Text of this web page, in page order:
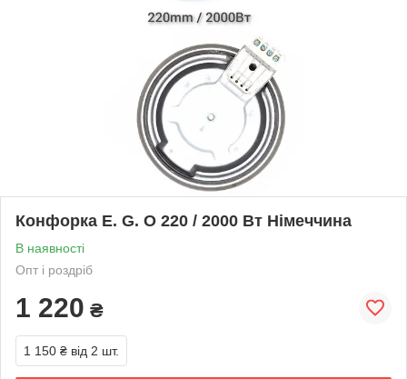
Конфорка E. G. O 220 / 2000 Вт Німеччина
В наявності
Опт і роздріб
1 220 ₴
1 150 ₴ від 2 шт.